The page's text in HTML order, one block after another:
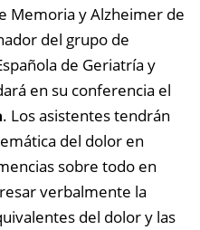
Memoria y Alzheimer de
del grupo de
de Geriatría y
en su conferencia el
. Los asistentes tendrán
del dolor en
sobre todo en
verbalmente la
del dolor y las